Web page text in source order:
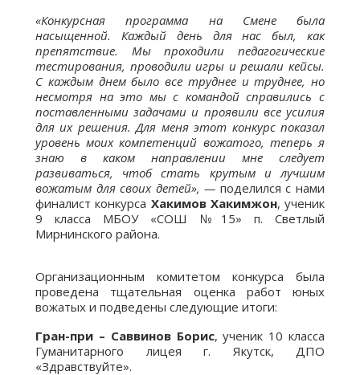
«Конкурсная программа на Смене была
насыщенной. Каждый день для нас был, как
препятствие. Мы проходили педагогические
тестирования, проводили игры и решали кейсы.
С каждым днем было все труднее и труднее, но
несмотря на это мы с командой справились с
поставленными задачами и проявили все усилия
для их решения. Для меня этот конкурс показал
уровень моих компетенций вожатого, теперь я
знаю в каком направлении мне следует
развиваться, чтоб стать крутым и лучшим
вожатым для своих детей», — поделился с нами
финалист конкурса Хакимов Хакимжон, ученик
9 класса МБОУ «СОШ №15» п. Светлый
Мирнинского района.
Организационным комитетом конкурса была
проведена тщательная оценка работ юных
вожатых и подведены следующие итоги:
Гран-при – Саввинов Борис, ученик 10 класса
Гуманитарного лицея г. Якутск, ДПО
«Здравствуйте».